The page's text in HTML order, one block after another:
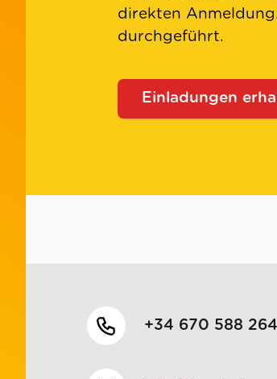
direkten
durchgeführt.
Einladungen
+34 670 588 264